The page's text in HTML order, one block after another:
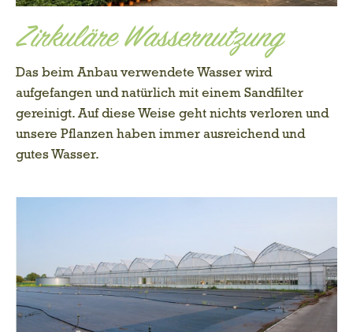
Zirkuläre Wassernutzung
Das beim Anbau verwendete Wasser wird
aufgefangen und natürlich mit einem Sandfilter
gereinigt. Auf diese Weise geht nichts verloren und
unsere Pflanzen haben immer ausreichend und
gutes Wasser.